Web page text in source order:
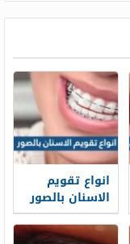
انواع تقويم
الاسنان بالصور
واسعارها 2026